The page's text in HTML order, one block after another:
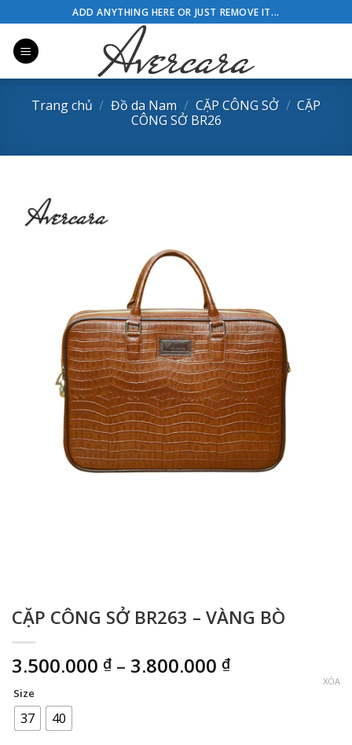
to
content
ADD ANYTHING HERE OR JUST REMOVE IT...
Trang chủ / Đồ da Nam / CẶP CÔNG SỞ / CẶP
CÔNG SỞ BR26
CẶP CÔNG SỞ BR263 – VÀNG BÒ
3.500.000 ₫ – 3.800.000 ₫Khoảng
Size
37 40
XÓA